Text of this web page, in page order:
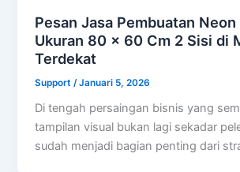
Pesan Jasa Pembuatan Neon
Ukuran 80 x 60 Cm 2 Sisi di
Terdekat
Support /Januari 5, 2026
Di tengah persaingan bisnis yang
tampilan visual bukan lagi sekadar
sudah menjadi bagian penting dari